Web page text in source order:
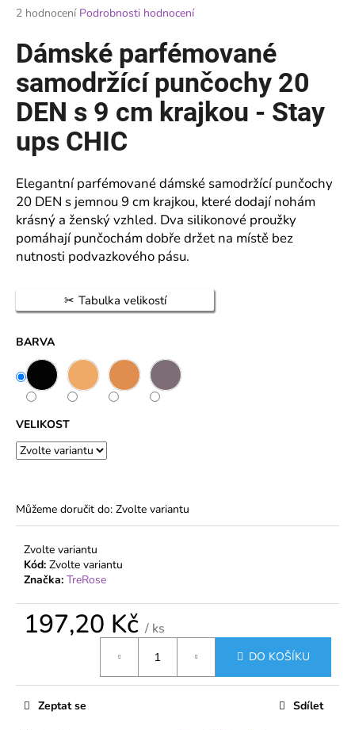
Průměrné
produktu
je
z
5
hvězdiček.
2 hodnocení Podrobnosti hodnocení
Dámské parfémované
samodržící punčochy 20
DEN s 9 cm krajkou - Stay
ups CHIC
Elegantní parfémované dámské samodržící punčochy
20 DEN s jemnou 9 cm krajkou, které dodají nohám
krásný a ženský vzhled. Dva silikonové proužky
pomáhají punčochám dobře držet na místě bez
nutnosti podvazkového pásu.
Tabulka velikostí
BARVA
VELIKOST
Můžeme doručit do: Zvolte variantu
Zvolte variantu
Kód: Zvolte variantu
Značka: TreRose
197,20 Kč / ks
DO KOŠÍKU
Zeptat se Sdílet
a
j
í
t
?
HLEDAT
D
o
u
u
m
e
PUNČOCHOVÉ
KALHOTY
20
DEN
VELKÝM
KLÍNEM
CM
VETERNICA
Kč